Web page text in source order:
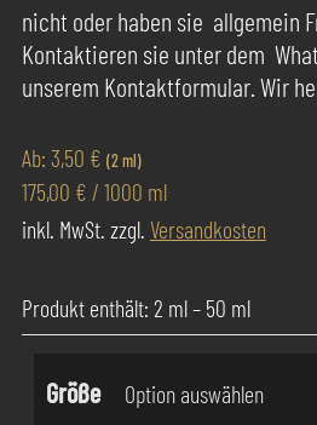
nicht oder haben sie allgemein
Kontaktieren sie unter dem
unserem Kontaktformular. Wir
Ab: 3,50 € (2 ml)
175,00 € / 1000 ml
inkl. MwSt. zzgl. Versandkosten
Produkt enthält: 2 ml– 50 ml
Größe